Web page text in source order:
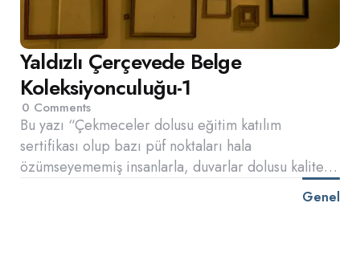
Yaldızlı Çerçevede Belge
Koleksiyonculuğu-1
0 Comments
Bu yazı “Çekmeceler dolusu eğitim katılım
sertifikası olup bazı püf noktaları hala
özümseyememiş insanlarla, duvarlar dolusu kalite…
Genel